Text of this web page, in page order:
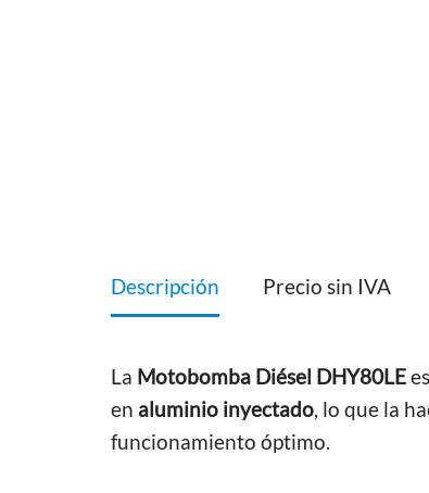
Descripción Precio sin IVA
La Motobomba Diésel DHY80LE
en aluminio inyectado, lo que la
funcionamiento óptimo.